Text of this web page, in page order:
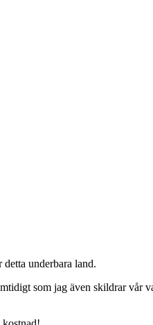
underbara land.
som jag även skildrar vår